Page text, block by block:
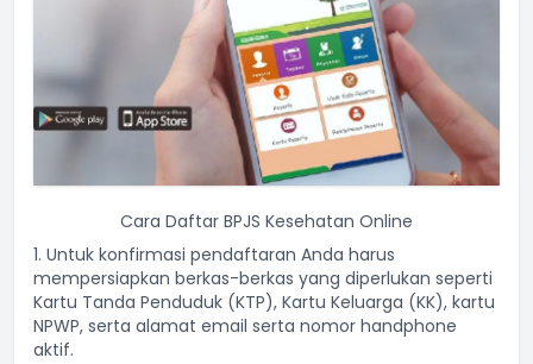
Cara Daftar BPJS Kesehatan Online
1. Untuk konfirmasi pendaftaran Anda harus
mempersiapkan berkas-berkas yang diperlukan seperti
Kartu Tanda Penduduk (KTP), Kartu Keluarga (KK), kartu
NPWP, serta alamat email serta nomor handphone
aktif.